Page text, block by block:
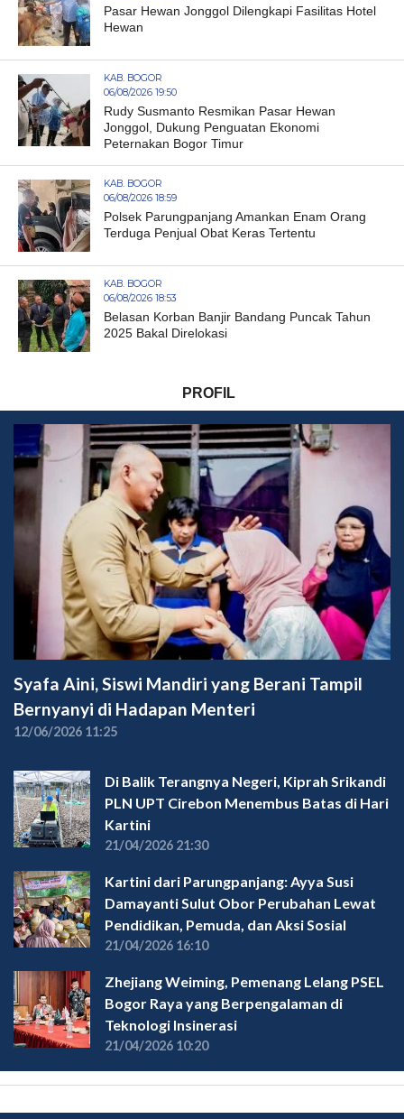
Pasar Hewan Jonggol Dilengkapi Fasilitas Hotel
Hewan
KAB. BOGOR
06/08/2026 19:50
Rudy Susmanto Resmikan Pasar Hewan
Jonggol, Dukung Penguatan Ekonomi
Peternakan Bogor Timur
KAB. BOGOR
06/08/2026 18:59
Polsek Parungpanjang Amankan Enam Orang
Terduga Penjual Obat Keras Tertentu
KAB. BOGOR
06/08/2026 18:53
Belasan Korban Banjir Bandang Puncak Tahun
2025 Bakal Direlokasi
PROFIL
Syafa Aini, Siswi Mandiri yang Berani Tampil
Bernyanyi di Hadapan Menteri
12/06/2026 11:25
Di Balik Terangnya Negeri, Kiprah Srikandi
PLN UPT Cirebon Menembus Batas di Hari
Kartini
21/04/2026 21:30
Kartini dari Parungpanjang: Ayya Susi
Damayanti Sulut Obor Perubahan Lewat
Pendidikan, Pemuda, dan Aksi Sosial
21/04/2026 16:10
Zhejiang Weiming, Pemenang Lelang PSEL
Bogor Raya yang Berpengalaman di
Teknologi Insinerasi
21/04/2026 10:20